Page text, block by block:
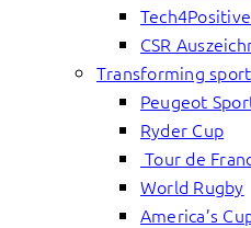
CSR
Transforming
Peugeot
Ryder Cup
Tour de
World Rugby
America’s